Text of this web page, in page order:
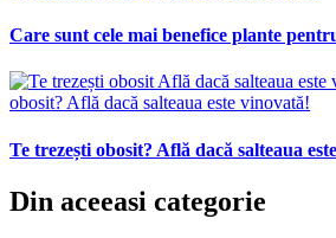
Care sunt cele mai benefice plante
obosit? Află dacă salteaua este vinovată!
Te trezești obosit? Află dacă salteaua
Din aceeasi categorie